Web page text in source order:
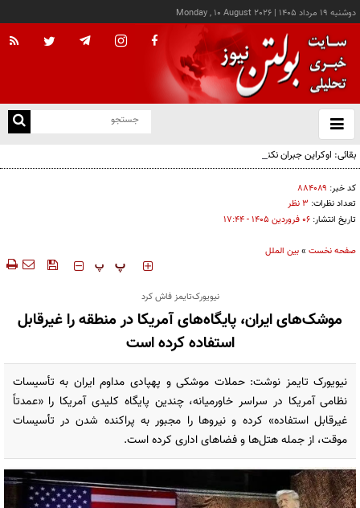
دوشنبه ۱۹ مرداد ۱۴۰۵ |
Monday , 10 August 2026
باز
و
بقائی: اوکراین جبران نکند، جبران می‌کنیم
کد خبر: ۸۸۴۰۸۹
تعداد نظرات: ۳ نظر
تاریخ انتشار: ۰۶ فروردين ۱۴۰۵ - ۱۷:۴۴
صفحه نخست »بین الملل
‍‍‍ پ پ
نیویورک‌تایمز فاش کرد
موشک‌های ایران، پایگاه‌های آمریکا در منطقه را غیرقابل
استفاده کرده است
نیویورک تایمز نوشت: حملات موشکی و پهپادی مداوم ایران به تأسیسات
نظامی آمریکا در سراسر خاورمیانه، چندین پایگاه کلیدی آمریکا را «عمدتاً
غیرقابل استفاده» کرده و نیروها را مجبور به پراکنده شدن در تأسیسات
موقت، از جمله هتل‌ها و فضاهای اداری کرده است.